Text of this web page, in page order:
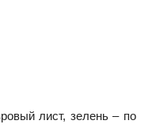
лист, зелень – по